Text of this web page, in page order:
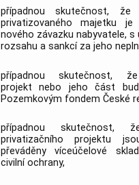
případnou skutečnost, že
privatizovaného majetku
nového závazku nabyvatele, s
rozsahu a sankcí za jeho
případnou skutečnost,
projekt nebo jeho část
Pozemkovým fondem České
případnou skutečnost,
privatizačního projektu
převáděny víceúčelové
civilní ochrany,